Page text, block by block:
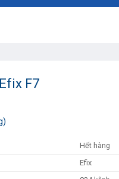
F7
Hết hàng
Efix